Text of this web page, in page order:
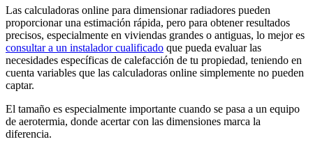
Las calculadoras online para dimensionar radiadores pueden
proporcionar una estimación rápida, pero para obtener resultados
precisos, especialmente en viviendas grandes o antiguas, lo mejor es
consultar a un instalador cualificado que pueda evaluar las
necesidades específicas de calefacción de tu propiedad, teniendo en
cuenta variables que las calculadoras online simplemente no pueden
captar.
El tamaño es especialmente importante cuando se pasa a un equipo
de aerotermia, donde acertar con las dimensiones marca la
diferencia.